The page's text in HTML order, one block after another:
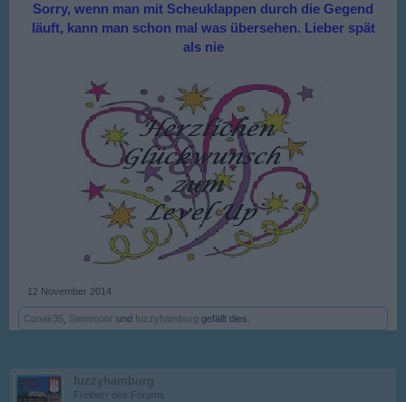
Sorry, wenn man mit Scheuklappen durch die Gegend
läuft, kann man schon mal was übersehen. Lieber spät
als nie
12 November 2014
Conair35 Steinmoor und fuzzyhamburg gefällt dies.
fuzzyhamburg
Freiherr des Forums